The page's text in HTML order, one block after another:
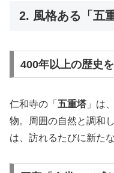
2. 風格ある「五
400年以上の歴史
仁和寺の「 五重塔」は
物。周囲の自然と調和
は、訪れるたびに新た